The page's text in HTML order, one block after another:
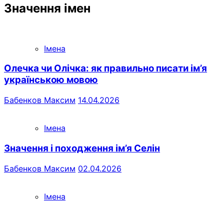
Значення імен
Імена
Олечка чи Олічка: як правильно писати ім’я
українською мовою
Бабенков Максим 14.04.2026
Імена
Значення і походження ім’я Селін
Бабенков Максим 02.04.2026
Імена